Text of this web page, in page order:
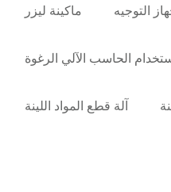
ماكينة ليزر
الحاسب الآلي الرغوة
آلة قطع المواد اللينة